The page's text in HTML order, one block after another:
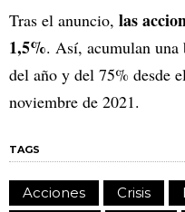
Tras el anuncio, las
1,5%. Así, acumulan una
del año y del 75% desde
noviembre de 2021.
TAGS
Acciones Crisis